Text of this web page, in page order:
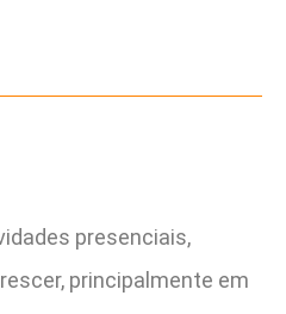
presenciais,
principalmente em